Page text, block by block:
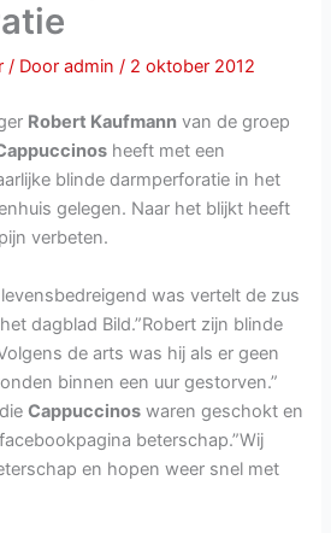
/ Dooradmin/ 2 oktober 2012
Robert Kaufmann van de groep
heeft met een
blinde darmperforatie in het
gelegen. Naar het blijkt heeft
verbeten.
was vertelt de zus
dagblad Bild.”Robert zijn blinde
de arts was hij als er geen
binnen een uur gestorven.”
dieCappuccinos waren geschokt en
beterschap.”Wij
en hopen weer snel met